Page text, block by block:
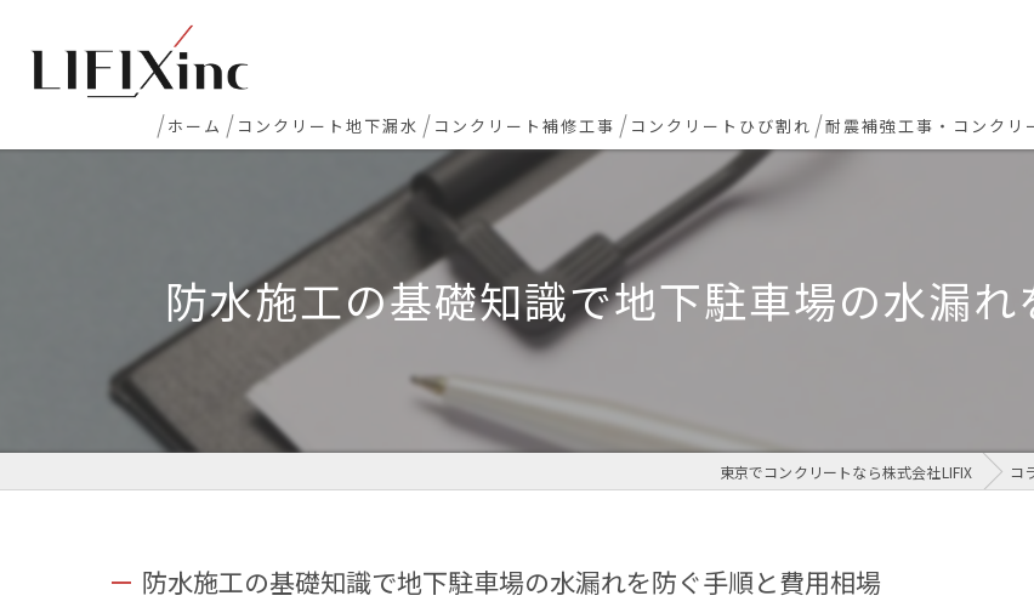
ホーム コンクリート地下漏水
地下・半地下駐車場 漏水
エレベーターピット漏水・止水工事
打継ぎ部・コールドジョイント漏水
配管貫通部・スリーブ周り漏水
コンクリート補修工事
新築マンション下地補修
コンクリート欠損 色合わせ補修
床レベラー工事(セルフレベリング)
コンクリートひび割れ 耐震補強工事・コンクリ
防水施工の基礎知識で地下駐車場の水漏
東京でコンクリートなら株式会社LIFIX コ
防水施工の基礎知識で地下駐車場の水漏れを防ぐ手順と費用相場